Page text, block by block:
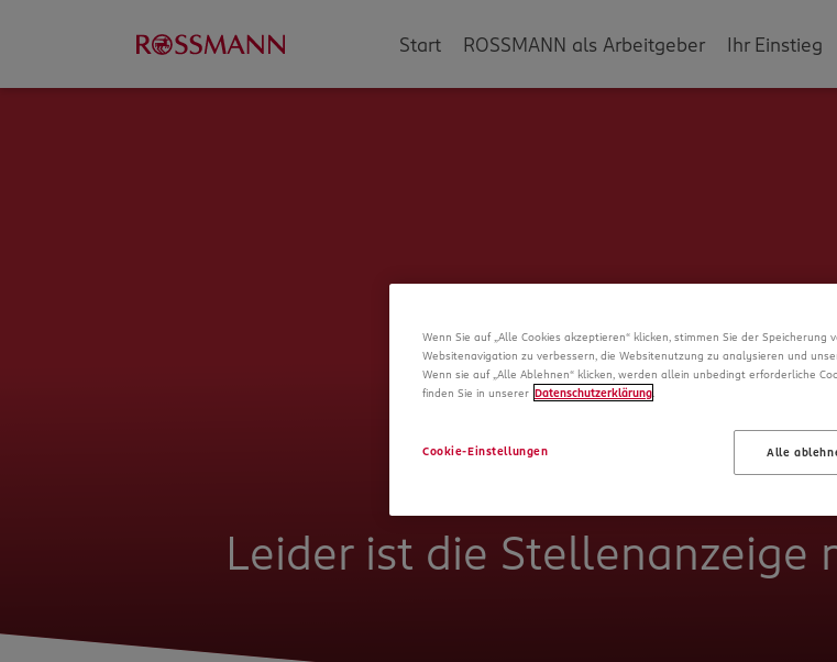
Start ROSSMANN als Arbeitgeber Ihr Einstieg
Leider ist die Stellenanzeige
Wenn Sie auf „Alle Cookies akzeptieren“ klicken, stimmen Sie der Speicherung
Websitenavigation zu verbessern, die Websitenutzung zu analysieren und
Wenn sie auf „Alle Ablehnen“ klicken, werden allein unbedingt erforderliche
finden Sie in unserer Datenschutzerklärung
Alle
Cookie-Einstellungen